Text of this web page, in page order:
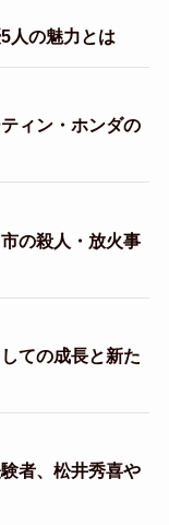
人の魅力とは
ィン・ホンダの
の殺人・放火事
ての成長と新た
者、松井秀喜や